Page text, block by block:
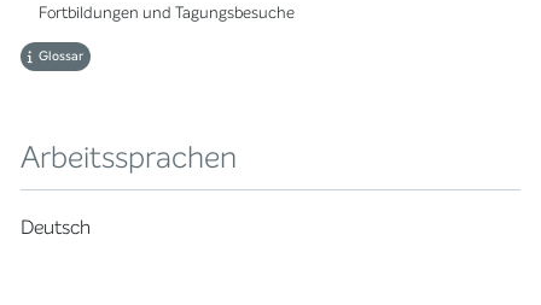
Fortbildungen und Tagungsbesuche
Glossar
Arbeitssprachen
Deutsch